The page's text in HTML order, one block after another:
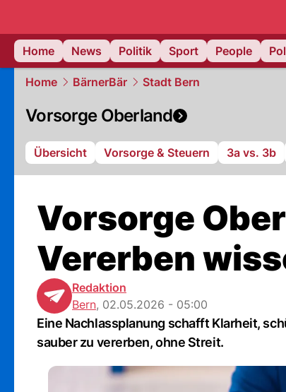
Home
News Politik Sport People
Home BärnerBär Stadt Bern
Vorsorge Oberland
Übersicht Vorsorge & Steuern 3a vs. 3b
Vorsorge
Vererben
Redaktion
Bern, 02.05.2026 - 05:00
Eine Nachlassplanung schafft Klarheit,
sauber zu vererben, ohne Streit.